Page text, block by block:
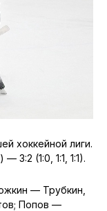
хоккейной лиги.
3:2 (1:0, 1:1, 1:1).
— Трубкин,
Попов —